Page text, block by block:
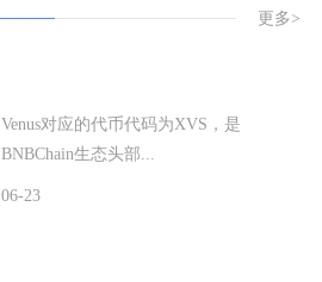
更多>
Venus对应的代币代码为XVS，是
BNBChain生态头部...
06-23